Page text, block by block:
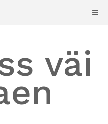
väi